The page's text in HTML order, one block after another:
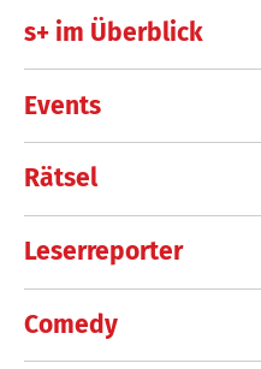
s+ im Überblick
Events
Rätsel
Leserreporter
Comedy